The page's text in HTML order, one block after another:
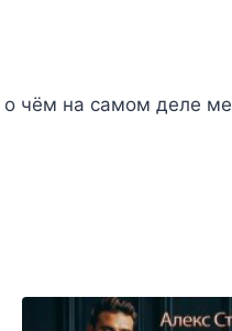
чём на самом деле